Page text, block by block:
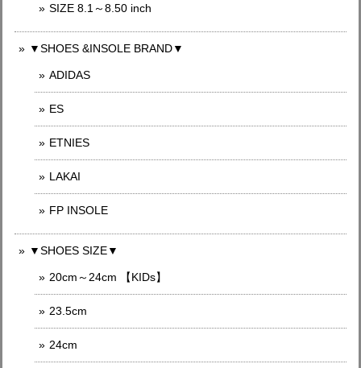
SIZE 8.1～8.50 inch
▼SHOES &INSOLE BRAND▼
ADIDAS
ES
ETNIES
LAKAI
FP INSOLE
▼SHOES SIZE▼
20cm～24cm 【KIDs】
23.5cm
24cm